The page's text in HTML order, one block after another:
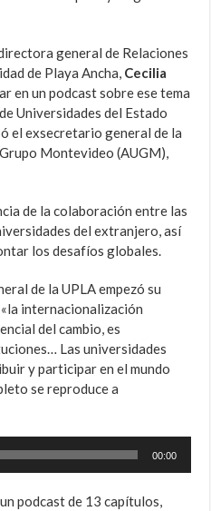
general de Relaciones
de Playa Ancha, Cecilia
en un podcast sobre ese tema
Universidades del Estado
el exsecretario general de la
Montevideo (AUGM),
de la colaboración entre las
del extranjero, así
los desafíos globales.
de la UPLA empezó su
internacionalización
del cambio, es
Las universidades
y participar en el mundo
se reproduce a
00:00
podcast de 13 capítulos,